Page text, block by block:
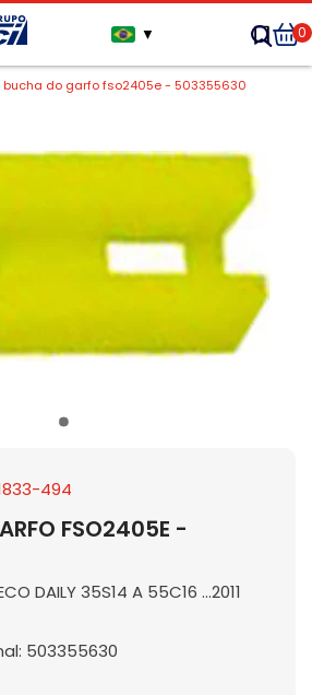
▼ 0
bucha do garfo fso2405e - 503355630
494
FSO2405E -
DAILY 35S14 A 55C16 ...2011
503355630